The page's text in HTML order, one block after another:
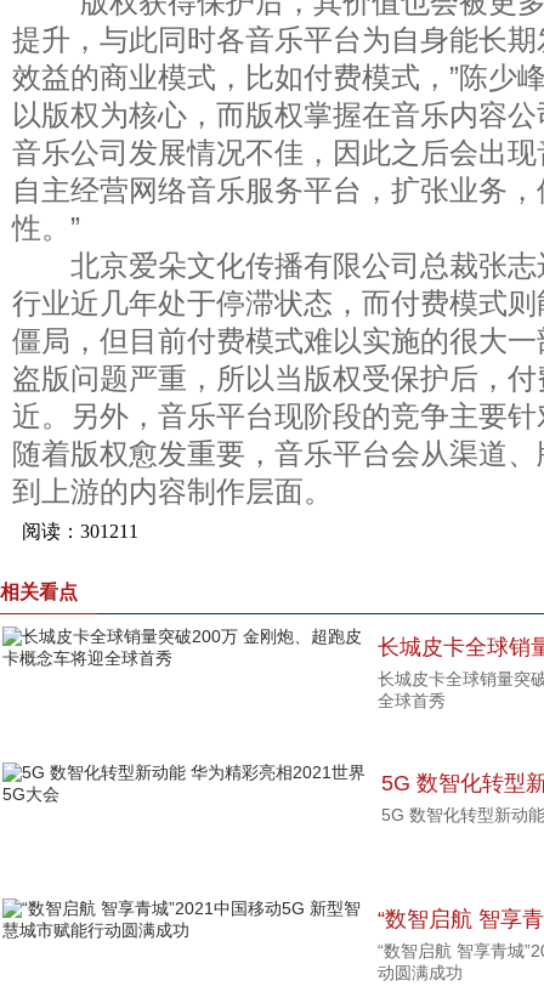
提升，与此同时各音乐平台为自身能长
效益的商业模式，比如付费模式，”陈少
以版权为核心，而版权掌握在音乐内容
音乐公司发展情况不佳，因此之后会出
自主经营网络音乐服务平台，扩张业务
性。”
北京爱朵文化传播有限公司总裁张志
行业近几年处于停滞状态，而付费模式
僵局，但目前付费模式难以实施的很大
盗版问题严重，所以当版权受保护后，
近。另外，音乐平台现阶段的竞争主要
随着版权愈发重要，音乐平台会从渠道
到上游的内容制作层面。
相关看点
长城皮卡全球销
卡概念车将迎全
长城皮卡全球销量突
全球首秀
5G 数智化转型
5G大会
5G 数智化转型新动
“数智启航 智享
慧城市赋能行动
“数智启航 智享青城
动圆满成功